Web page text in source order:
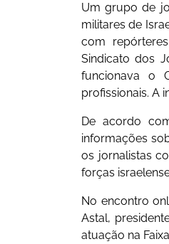
Um grupo de
militares de
com
Sindicato dos
funcionava o
profissionais. A
De acordo
informações
os jornalistas
forças
No encontro
Astal,
atuação na